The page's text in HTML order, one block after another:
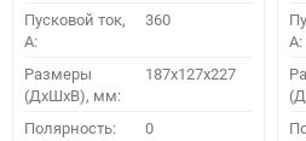
Пусковой ток,
A:
360
Размеры
(ДхШхВ), мм:
187x127x227
Полярность: 0
A: